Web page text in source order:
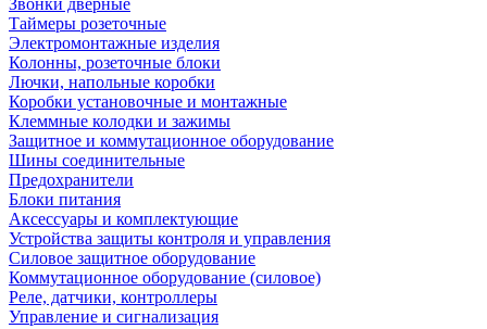
Звонки дверные
Таймеры розеточные
Электромонтажные изделия
Колонны, розеточные блоки
Лючки, напольные коробки
Коробки установочные и монтажные
Клеммные колодки и зажимы
Защитное и коммутационное оборудование
Шины соединительные
Предохранители
Блоки питания
Аксессуары и комплектующие
Устройства защиты контроля и управления
Силовое защитное оборудование
Коммутационное оборудование (силовое)
Реле, датчики, контроллеры
Управление и сигнализация